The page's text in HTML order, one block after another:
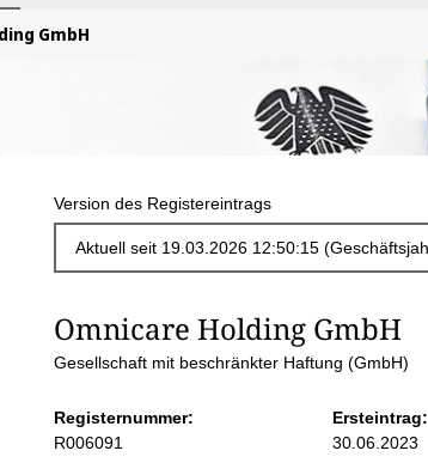
GmbH
Version des Registereintrags
S
i
Omnicare Holding GmbH
Gesellschaft mit beschränkter Haftung (GmbH)
Registernummer:
R006091
Ersteintrag:
30.06.2023